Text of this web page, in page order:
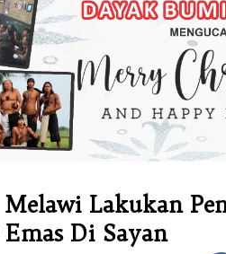
Lakukan
Di Sayan